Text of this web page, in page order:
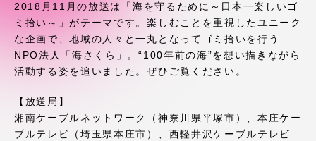
2018月11月の放送は「海を守るために～日本一楽しいゴ
ミ拾い～」がテーマです。楽しむことを重視したユニーク
な企画で、地域の人々と一丸となってゴミ拾いを行う
NPO法人「海さくら」。“100年前の海”を想い描きながら
活動する姿を追いました。ぜひご覧ください。
【放送局】
湘南ケーブルネットワーク（神奈川県平塚市）、本庄ケー
ブルテレビ（埼玉県本庄市）、西軽井沢ケーブルテレビ
各種情報・お問い合わせ
アクセス情報